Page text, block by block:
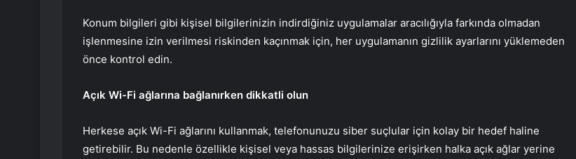
Konum bilgileri gibi kişisel bilgilerinizin indirdiğiniz uygulamalar aracılığıyla farkında olmadan
işlenmesine izin verilmesi riskinden kaçınmak için, her uygulamanın gizlilik ayarlarını yüklemeden
önce kontrol edin.
Açık Wi-Fi ağlarına bağlanırken dikkatli olun
Herkese açık Wi-Fi ağlarını kullanmak, telefonunuzu siber suçlular için kolay bir hedef haline
getirebilir. Bu nedenle özellikle kişisel veya hassas bilgilerinize erişirken halka açık ağlar yerine